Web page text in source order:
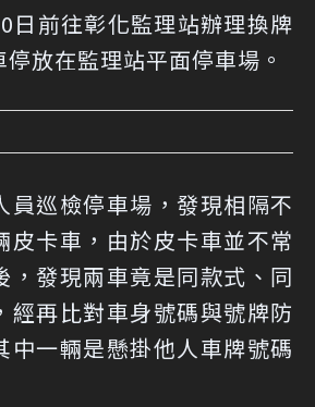
日前往彰化監理站辦理換牌
放在監理站平面停車場。
員巡檢停車場，發現相隔不
皮卡車，由於皮卡車並不常
，發現兩車竟是同款式、同
經再比對車身號碼與號牌防
中一輛是懸掛他人車牌號碼